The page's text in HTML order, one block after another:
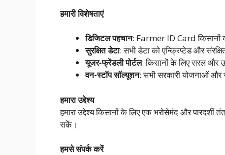
हमारी विशेषताएं
डिजिटल पहचान: Farmer ID Card किसानों
सुरक्षित डेटा: सभी डेटा को एन्क्रिप्टेड और
यूजर-फ्रेंडली पोर्टल: किसानों के लिए सरल और
वन-स्टॉप सॉल्यूशन: सभी सरकारी योजनाओं और
हमारा उद्देश्य
हमारा उद्देश्य किसानों के लिए एक भरोसेमंद और
सकें।
हमसे संपर्क करें